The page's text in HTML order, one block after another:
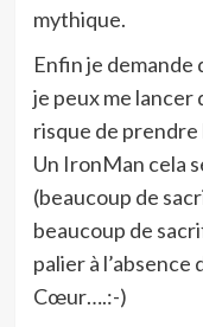
mythique.
Enfin je demande
je peux me lancer
risque de prendre
Un IronMan cela
(beaucoup de
beaucoup de
palier à
Cœur….:-)